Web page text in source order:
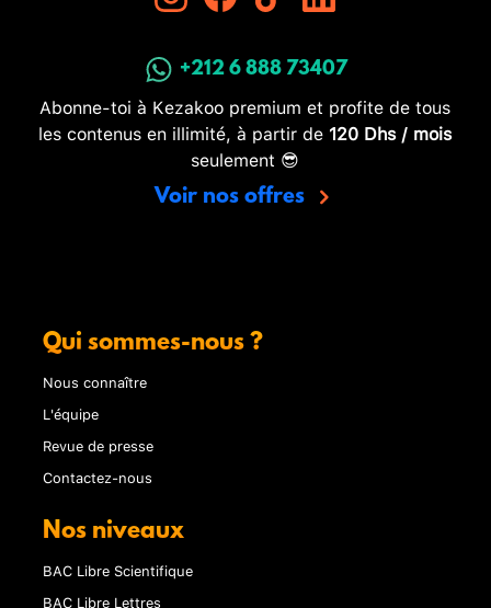
+212 6 888 73407
Abonne-toi à Kezakoo premium et profite de tous
les contenus en illimité, à partir de 120 Dhs / mois
seulement 😎
Voir nos offres
Qui sommes-nous ?
Nous connaître
L'équipe
Revue de presse
Contactez-nous
Nos niveaux
BAC Libre Scientifique
BAC Libre Lettres